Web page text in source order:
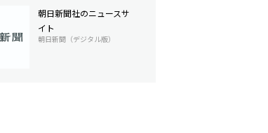
朝日新聞社のニュースサ
イト
朝日新聞（デジタル版）